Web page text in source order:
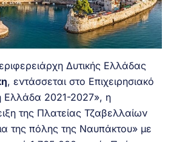
Δυτικής Ελλάδας
, εντάσσεται στο Επιχειρησιακό
Ελλάδα 2021-2027», η
της Πλατείας Τζαβελλαίων
της πόλης της Ναυπάκτου» με